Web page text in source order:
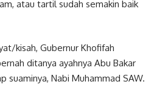
atau tartil sudah semakin baik
kisah, Gubernur Khofifah
ditanya ayahnya Abu Bakar
suaminya, Nabi Muhammad SAW.